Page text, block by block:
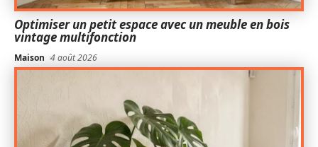
Optimiser un petit espace avec un meuble en bois
vintage multifonction
Maison 4 août 2026